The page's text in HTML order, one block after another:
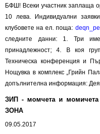
БФШ! Всеки участник заплаща
10 лева. Индивидуални
клубовете на ел. поща:
следните данни: 1. Три
принадлежност; 4. В коя
Техническа конференция и
Нощувка в комплекс „Грийн
допълнителна информация:
ЗИП - момчета и
ЗОНА
09.05.2017